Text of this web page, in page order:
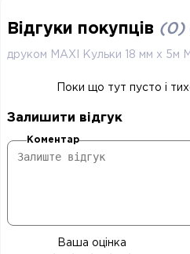
Відгуки покупців (0)
друком MAXI Кульки 18 мм х 5м
Поки що тут пусто і
Залишити відгук
Коментар
Ваша оцінка